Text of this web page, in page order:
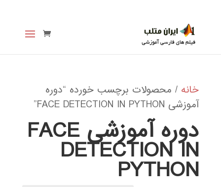
خانه / محصولات برچسب خورده “دوره
آموزشی FACE DETECTION IN PYTHON”
دوره آموزشی FACE
DETECTION IN
PYTHON